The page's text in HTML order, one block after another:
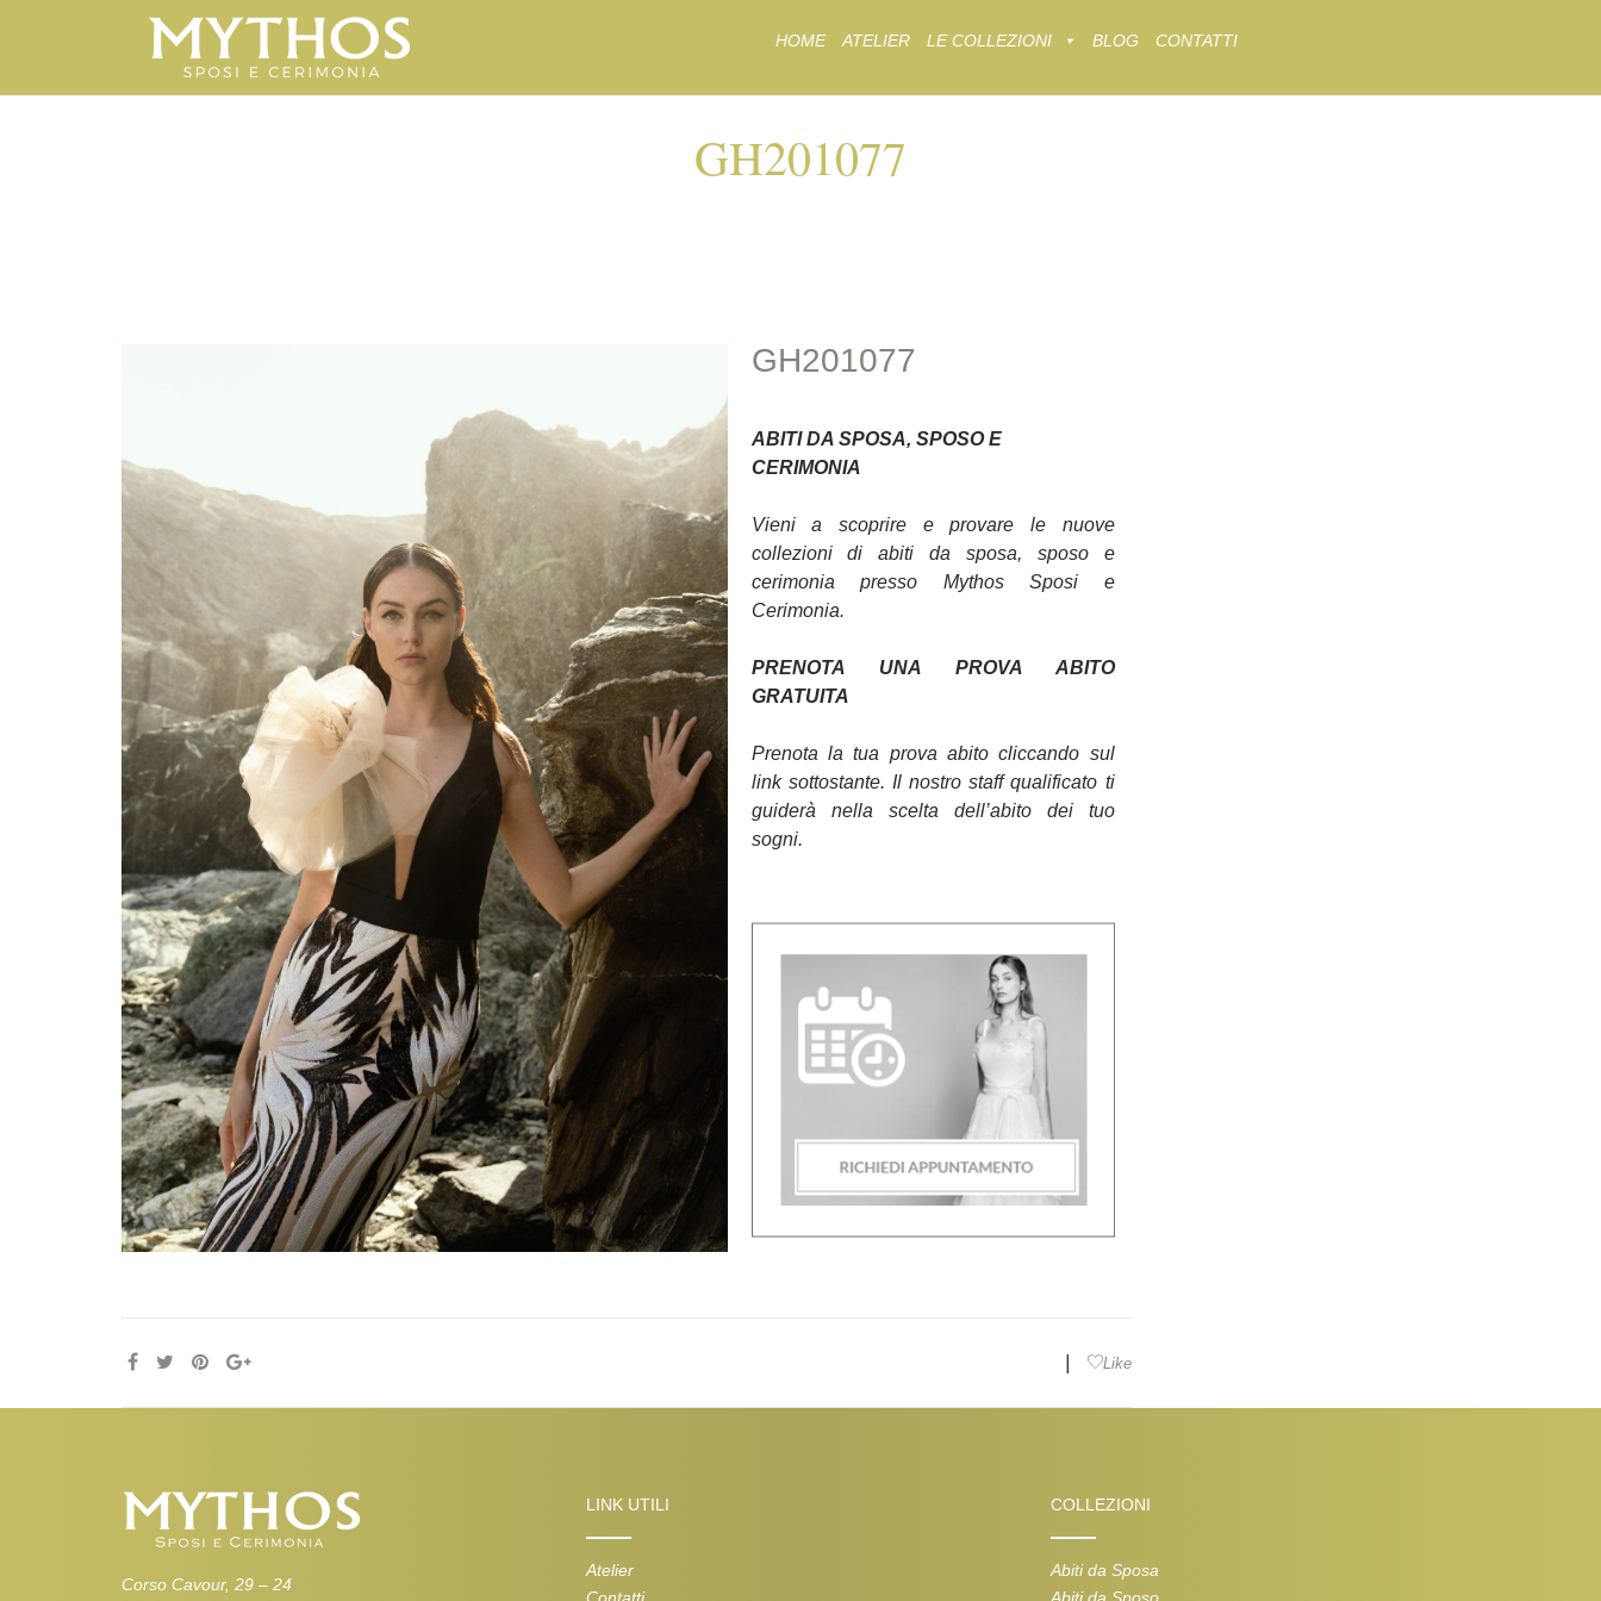
to
HOME ATELIER LE COLLEZIONI BLOG CONTATTI
GH201077
GH201077
ABITI DA SPOSA, SPOSO E
CERIMONIA
Vieni a scoprire e provare le nuove
collezioni di abiti da sposa, sposo e
cerimonia presso Mythos Sposi e
Cerimonia.
PRENOTA UNA PROVA ABITO
GRATUITA
Prenota la tua prova abito cliccando sul
link sottostante. Il nostro staff qualificato ti
guiderà nella scelta dell’abito dei tuo
sogni.
Like
Corso Cavour, 29 – 24
LINK UTILI
Atelier
COLLEZIONI
Abiti da Sposa